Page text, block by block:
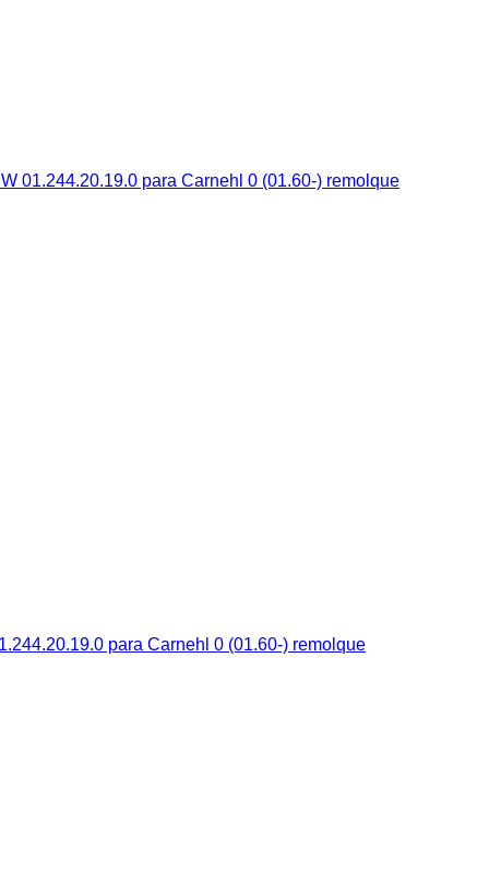
01.244.20.19.0 para Carnehl 0 (01.60-) remolque
para Carnehl 0 (01.60-) remolque